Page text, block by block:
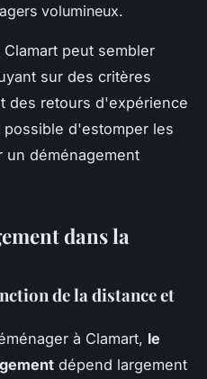
volumineux.
peut sembler
sur des critères
des retours d'expérience
d'estomper les
un déménagement
dans la
de la distance et
à Clamart, le
dépend largement